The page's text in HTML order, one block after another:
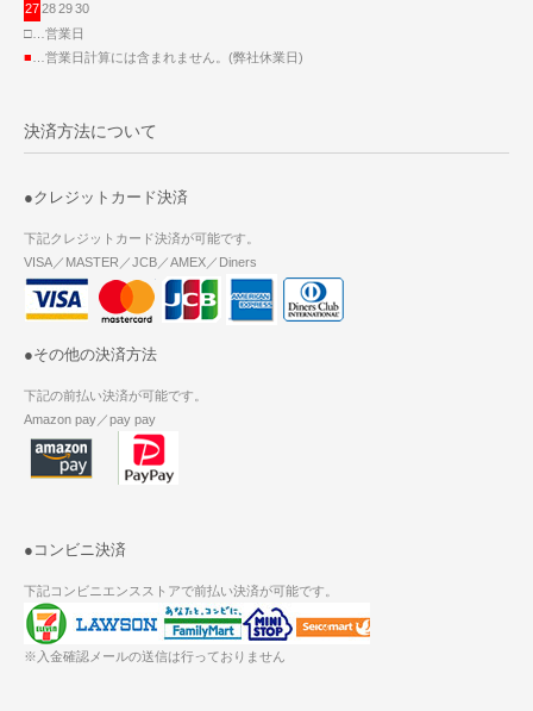
27282930
□…営業日
■ …営業日計算には含まれません。(弊社休業日)
決済方法について
●クレジットカード決済
下記クレジットカード決済が可能です。
VISA／MASTER／JCB／AMEX／Diners
●その他の決済方法
下記の前払い決済が可能です。
Amazon pay／pay pay
●コンビニ決済
下記コンビニエンスストアで前払い決済が可能です。
※入金確認メールの送信は行っておりません